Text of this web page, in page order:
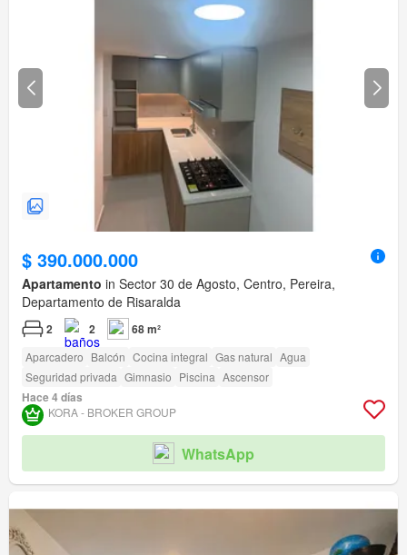
$ 390.000.000
Apartamento in Sector 30 de Agosto, Centro, Pereira,
Departamento de Risaralda
2 2 68 m²
Aparcadero Balcón Cocina integral Gas natural Agua
Seguridad privada Gimnasio Piscina Ascensor
Hace 4 días
KORA - BROKER GROUP
WhatsApp